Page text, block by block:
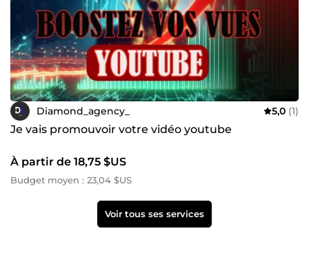
Diamond_agency_ 5,0 (1)
Je vais promouvoir votre vidéo youtube
À partir de 18,75 $US
Budget moyen : 23,04 $US
Voir tous ses services